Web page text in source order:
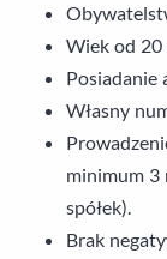
Wiek od 20
Posiadanie
Własny
minimum 3
spółek).
Brak